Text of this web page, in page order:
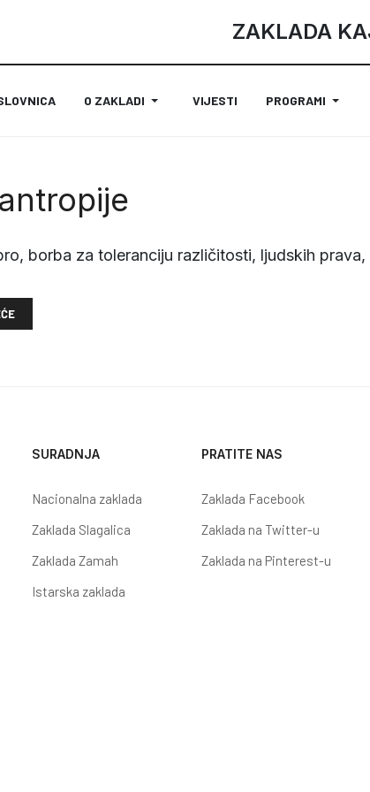
ZAKLADA
O ZAKLADI VIJESTI PROGRAMI
borba za toleranciju različitosti, ljudskih
ČLANAK: FINANCIJSKI NAS PODRŽAVA
SURADNJA
Nacionalna zaklada
Zaklada Slagalica
Zaklada Zamah
Istarska zaklada
PRATITE NAS
Zaklada Facebook
Zaklada na Twitter-u
Zaklada na Pinterest-u